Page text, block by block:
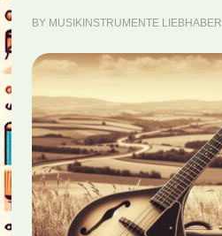
BY MUSIKINSTRUMENTE LIEBHABER